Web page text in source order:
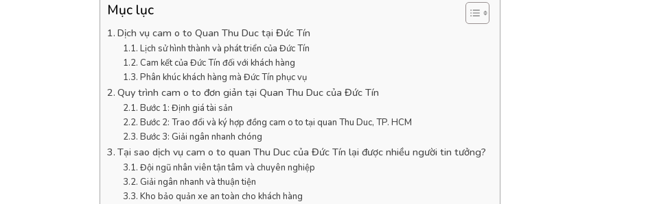
Mục lục
Dịch vụ cam o to Quan Thu Duc tại Đức Tín
Lịch sử hình thành và phát triển của Đức Tín
Cam kết của Đức Tín đối với khách hàng
Phân khúc khách hàng mà Đức Tín phục vụ
Quy trình cam o to đơn giản tại Quan Thu Duc của Đức Tín
Bước 1: Định giá tài sản
Bước 2: Trao đổi và ký hợp đồng cam o to tại quan Thu Duc, TP. HCM
Bước 3: Giải ngân nhanh chóng
Tại sao dịch vụ cam o to quan Thu Duc của Đức Tín lại được nhiều người tin tưởng?
Đội ngũ nhân viên tận tâm và chuyên nghiệp
Giải ngân nhanh và thuận tiện
Kho bảo quản xe an toàn cho khách hàng